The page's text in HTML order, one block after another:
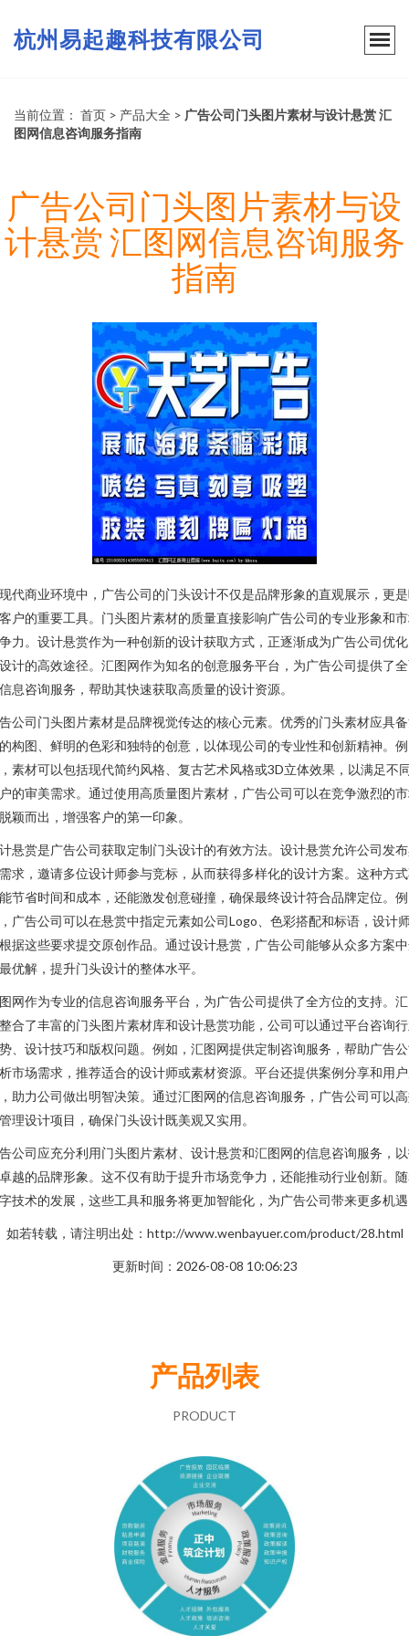
杭州易起趣科技有限公司
当前位置： 首页 > 产品大全 > 广告公司门头图片素材与设计悬赏 汇
图网信息咨询服务指南
广告公司门头图片素材与设
计悬赏 汇图网信息咨询服务
指南
代商业环境中，广告公司的门头设计不仅是品牌形象的直观展示，更
户的重要工具。门头图片素材的质量直接影响广告公司的专业形象和
力。设计悬赏作为一种创新的设计获取方式，正逐渐成为广告公司优
计的高效途径。汇图网作为知名的创意服务平台，为广告公司提供了
息咨询服务，帮助其快速获取高质量的设计资源。
公司门头图片素材是品牌视觉传达的核心元素。优秀的门头素材应具
构图、鲜明的色彩和独特的创意，以体现公司的专业性和创新精神。例
素材可以包括现代简约风格、复古艺术风格或3D立体效果，以满足不
的审美需求。通过使用高质量图片素材，广告公司可以在竞争激烈的
颖而出，增强客户的第一印象。
悬赏是广告公司获取定制门头设计的有效方法。设计悬赏允许公司发
求，邀请多位设计师参与竞标，从而获得多样化的设计方案。这种方
节省时间和成本，还能激发创意碰撞，确保最终设计符合品牌定位。例
广告公司可以在悬赏中指定元素如公司Logo、色彩搭配和标语，设计
据这些要求提交原创作品。通过设计悬赏，广告公司能够从众多方案
优解，提升门头设计的整体水平。
网作为专业的信息咨询服务平台，为广告公司提供了全方位的支持。
合了丰富的门头图片素材库和设计悬赏功能，公司可以通过平台咨询
、设计技巧和版权问题。例如，汇图网提供定制咨询服务，帮助广告
市场需求，推荐适合的设计师或素材资源。平台还提供案例分享和用
助力公司做出明智决策。通过汇图网的信息咨询服务，广告公司可以
理设计项目，确保门头设计既美观又实用。
公司应充分利用门头图片素材、设计悬赏和汇图网的信息咨询服务，
越的品牌形象。这不仅有助于提升市场竞争力，还能推动行业创新。
技术的发展，这些工具和服务将更加智能化，为广告公司带来更多机
如若转载，请注明出处：http://www.wenbayuer.com/product/28.html
更新时间：2026-08-08 10:06:23
产品列表
PRODUCT